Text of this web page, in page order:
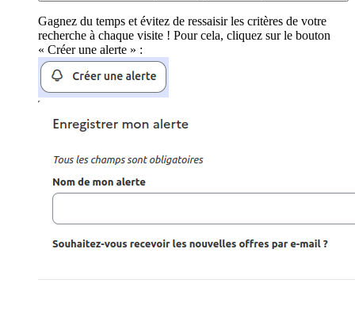
Gagnez du temps et évitez de ressaisir les critères de votre
recherche à chaque visite ! Pour cela, cliquez sur le bouton
« Créer une alerte » :